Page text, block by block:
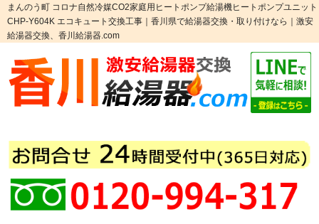
まんのう町 コロナ自然冷媒CO2家庭用ヒートポンプ給湯機ヒートポンプユニット
CHP-Y604K エコキュート交換工事｜香川県で給湯器交換・取り付けなら｜激安
給湯器交換、香川給湯器.com